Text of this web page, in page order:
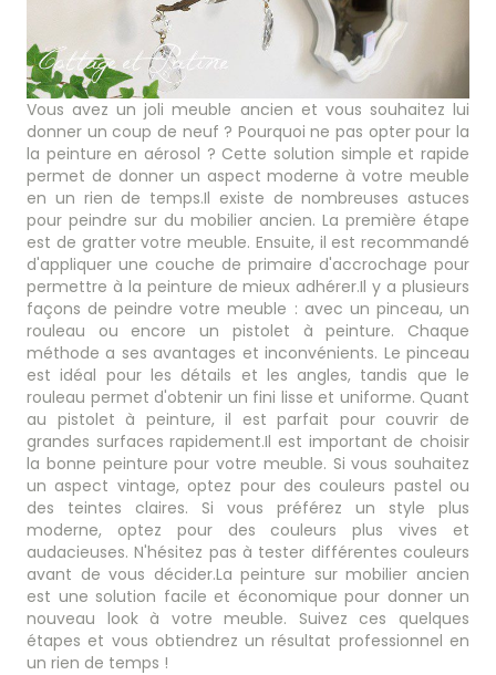
Vous avez un joli meuble ancien et vous souhaitez lui
donner un coup de neuf ? Pourquoi ne pas opter pour la
la peinture en aérosol ? Cette solution simple et rapide
permet de donner un aspect moderne à votre meuble
en un rien de temps.Il existe de nombreuses astuces
pour peindre sur du mobilier ancien. La première étape
est de gratter votre meuble. Ensuite, il est recommandé
d'appliquer une couche de primaire d'accrochage pour
permettre à la peinture de mieux adhérer.Il y a plusieurs
façons de peindre votre meuble : avec un pinceau, un
rouleau ou encore un pistolet à peinture. Chaque
méthode a ses avantages et inconvénients. Le pinceau
est idéal pour les détails et les angles, tandis que le
rouleau permet d'obtenir un fini lisse et uniforme. Quant
au pistolet à peinture, il est parfait pour couvrir de
grandes surfaces rapidement.Il est important de choisir
la bonne peinture pour votre meuble. Si vous souhaitez
un aspect vintage, optez pour des couleurs pastel ou
des teintes claires. Si vous préférez un style plus
moderne, optez pour des couleurs plus vives et
audacieuses. N'hésitez pas à tester différentes couleurs
avant de vous décider.La peinture sur mobilier ancien
est une solution facile et économique pour donner un
nouveau look à votre meuble. Suivez ces quelques
étapes et vous obtiendrez un résultat professionnel en
un rien de temps !